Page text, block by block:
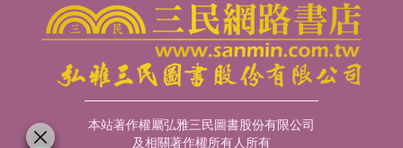
本站著作權屬弘雅三民圖書股份有限公司
及相關著作權所有人所有